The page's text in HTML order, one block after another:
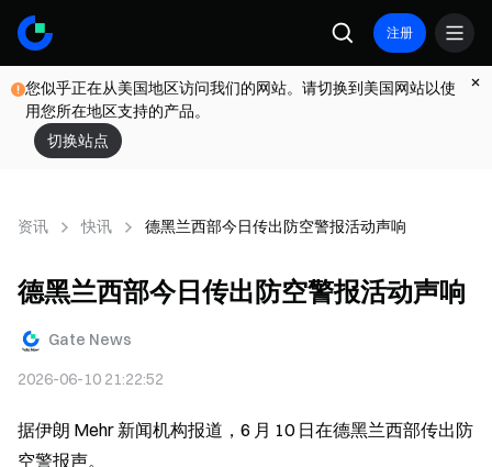
注册
您似乎正在从美国地区访问我们的网站。请切换到美国网站以使
用您所在地区支持的产品。
切换站点
资讯 快讯 德黑兰西部今日传出防空警报活动声响
德黑兰西部今日传出防空警报活动声响
Gate News
2026-06-10 21:22:52
据伊朗 Mehr 新闻机构报道，6 月 10 日在德黑兰西部传出防
空警报声。